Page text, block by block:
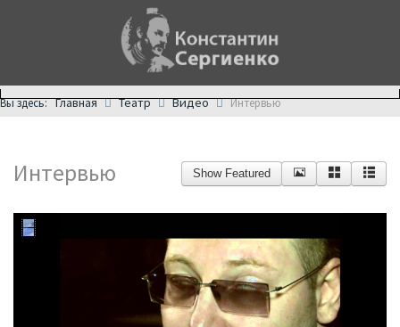
Вы здесь:Главная Театр Видео Интервью
Интервью Show Featured